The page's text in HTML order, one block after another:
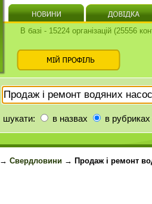
В базі - 15224 організацій (25556
шукати: в назвах в
→ Свердловини → Продаж і ремонт